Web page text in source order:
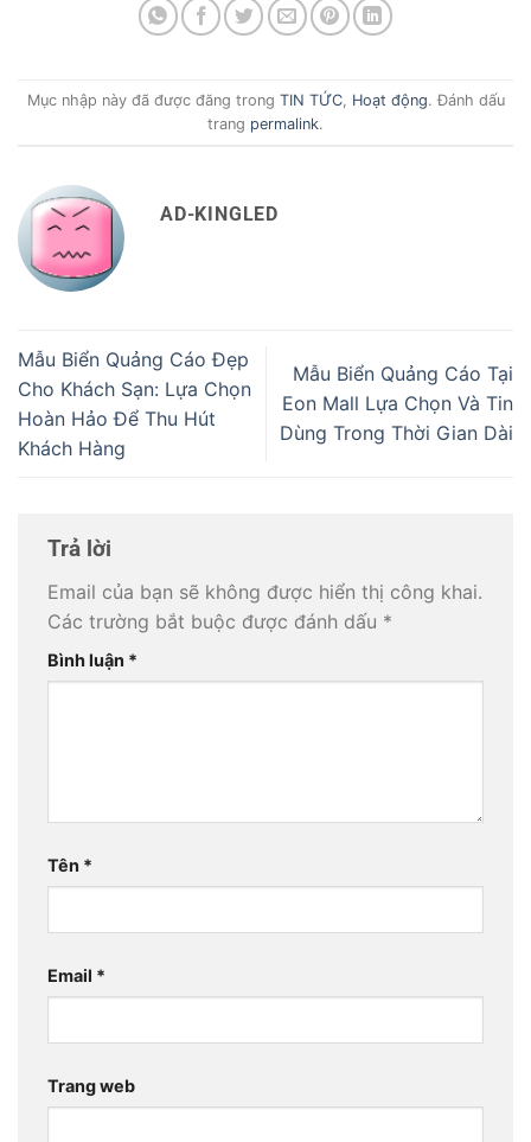
Mục nhập này đã được đăng trong TIN TỨC, Hoạt động. Đánh dấu
trang permalink.
AD-KINGLED
Mẫu Biển Quảng Cáo Đẹp
Cho Khách Sạn: Lựa Chọn
Hoàn Hảo Để Thu Hút
Khách Hàng
Mẫu Biển Quảng Cáo Tại
Eon Mall Lựa Chọn Và Tin
Dùng Trong Thời Gian Dài
Trả lời
Email của bạn sẽ không được hiển thị công khai.
Các trường bắt buộc được đánh dấu *
Bình luận *
Tên *
Email *
Trang web